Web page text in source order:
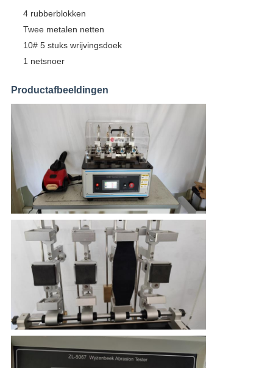
4 rubberblokken
Twee metalen netten
10# 5 stuks wrijvingsdoek
1 netsnoer
Productafbeeldingen